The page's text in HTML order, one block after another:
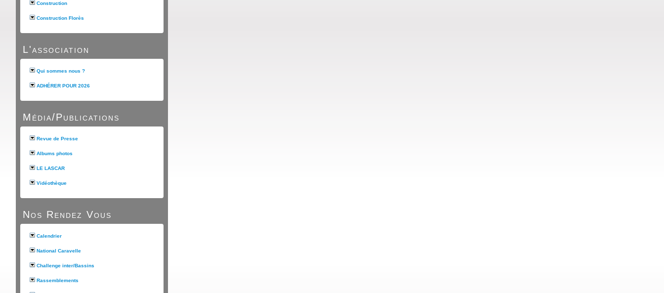
Construction
Construction Florès
L'association
Qui sommes nous ?
ADHÉRER POUR 2026
Média/Publications
Revue de Presse
Albums photos
LE LASCAR
Vidéothèque
Nos Rendez Vous
Calendrier
National Caravelle
Challenge inter/Bassins
Rassemblements